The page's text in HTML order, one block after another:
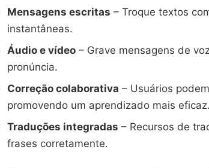
Mensagens escritas – Troque textos
instantâneas.
Áudio e vídeo – Grave mensagens de
pronúncia.
Correção colaborativa – Usuários
promovendo um aprendizado mais eficaz.
Traduções integradas – Recursos de
frases corretamente.